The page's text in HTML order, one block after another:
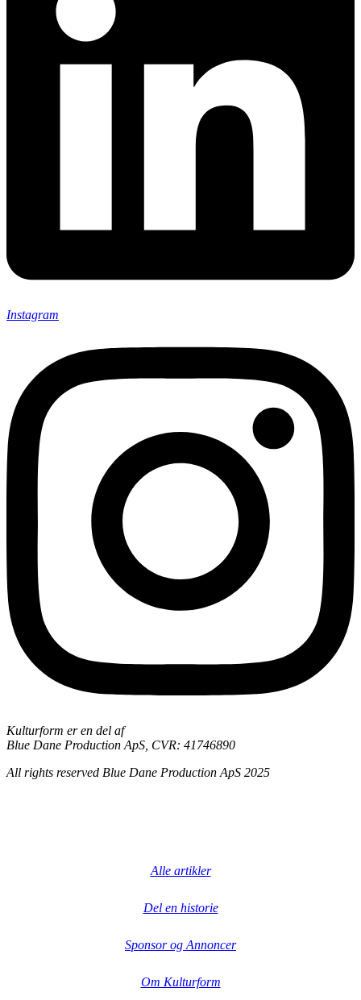
Instagram
Kulturform er en del af
Blue Dane Production ApS, CVR: 41746890
All rights reserved Blue Dane Production ApS 2025
Alle artikler
Del en historie
Sponsor og Annoncer
Om Kulturform